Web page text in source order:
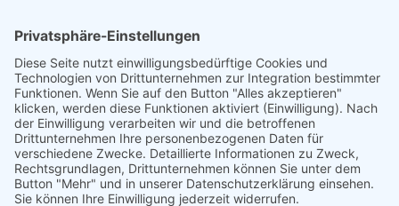
QUELLEN
Götz, Patrick / Rumpf, Andrea: Jüdische Spuren in
Achern, Lichtenau, Schwarzach und Stollhofen, in: Stadt
Bühl, Stadtgeschichtliches Institut (Hg.): Jüdisches
Leben: auf den Spuren der israelitischen Gemeinde in
Bühl, Bühl 2001, S. 22-28
Stadt Lichtenau (Hg.): 1300 - 2000 - Stadt Lichtenau,
Lichtenau 2000, S. 29-42